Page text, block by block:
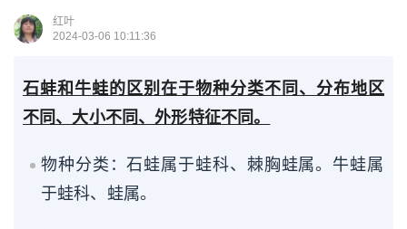
红叶
2024-03-06 10:11:36
石蚌和牛蛙的区别在于物种分类不同、分布地区
不同、大小不同、外形特征不同。
物种分类：石蛙属于蛙科、棘胸蛙属。牛蛙属
于蛙科、蛙属。